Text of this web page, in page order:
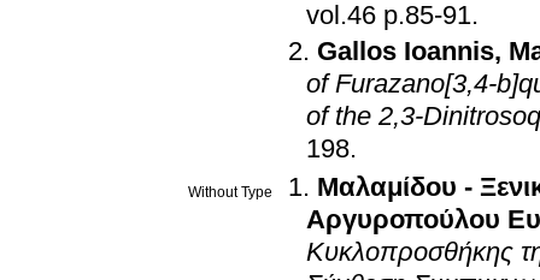
vol.46 p.85-91.
Gallos Ioannis,
of Furazano[3,4-
of the 2,3-
198.
Without Type
Μαλαμίδου -
Αργυροπούλου
Κυκλοπροσθήκης